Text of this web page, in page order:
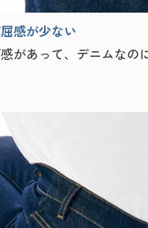
感が少ない
があって、デニムなの